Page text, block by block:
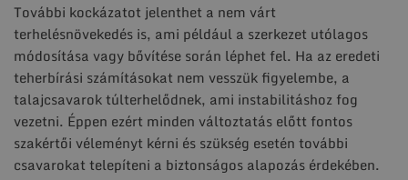
További kockázatot jelenthet a nem várt
terhelésnövekedés is, ami például a szerkezet utólagos
módosítása vagy bővítése során léphet fel. Ha az eredeti
teherbírási számításokat nem vesszük figyelembe, a
talajcsavarok túlterhelődnek, ami instabilitáshoz fog
vezetni. Éppen ezért minden változtatás előtt fontos
szakértői véleményt kérni és szükség esetén további
csavarokat telepíteni a biztonságos alapozás érdekében.